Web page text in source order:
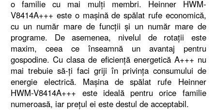
o familie cu mai mulți membri. Heinner HWM-
V8414A+++ este o mașină de spălat rufe economică,
cu un număr mare de funcții și un număr mare de
programe. De asemenea, nivelul de rotații este
maxim, ceea ce înseamnă un avantaj pentru
gospodine. Cu clasa de eficiență energetică A+++ nu
mai trebuie să-ți faci griji în privința consumului de
energie electrică. Mașina de spălat rufe Heinner
HWM-V8414A+++ este ideală pentru orice familie
numeroasă, iar prețul ei este destul de acceptabil.